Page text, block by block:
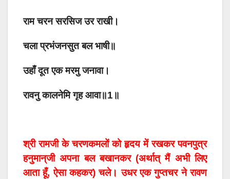
राम चरन सरसिज उर राखी।
चला प्रभंजनसुत बल भाषी॥
उहाँ दूत एक मरमु जनावा।
रावनु कालनेमि गृह आवा॥1॥
श्री रामजी के चरणकमलों को हृदय में रखकर पवनपुत्र
हनुमान्‌जी अपना बल बखानकर (अर्थात्‌ मैं अभी लिए
आता हूँ, ऐसा कहकर) चले। उधर एक गुप्तचर ने रावण